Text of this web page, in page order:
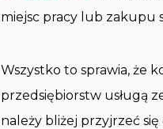
miejsc pracy lub zakupu
Wszystko to sprawia, że
przedsiębiorstw usługą
należy bliżej przyjrzeć